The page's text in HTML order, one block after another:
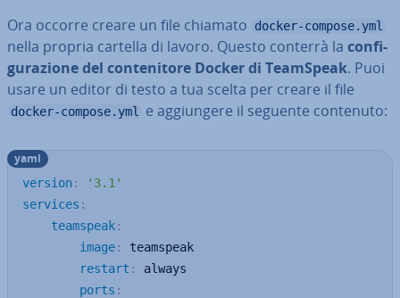
Ora occorre creare un file chiamato docker-compose.yml
nella propria cartella di lavoro. Questo conterrà la con­fi­
gu­ra­zio­ne del con­te­ni­to­re Docker di TeamSpeak. Puoi
usare un editor di testo a tua scelta per creare il file
docker-compose.yml e ag­giun­ge­re il seguente contenuto:
version:
'3.1'
services :
teamspeak:
image:
teamspeak
restart :
always
ports :
yaml